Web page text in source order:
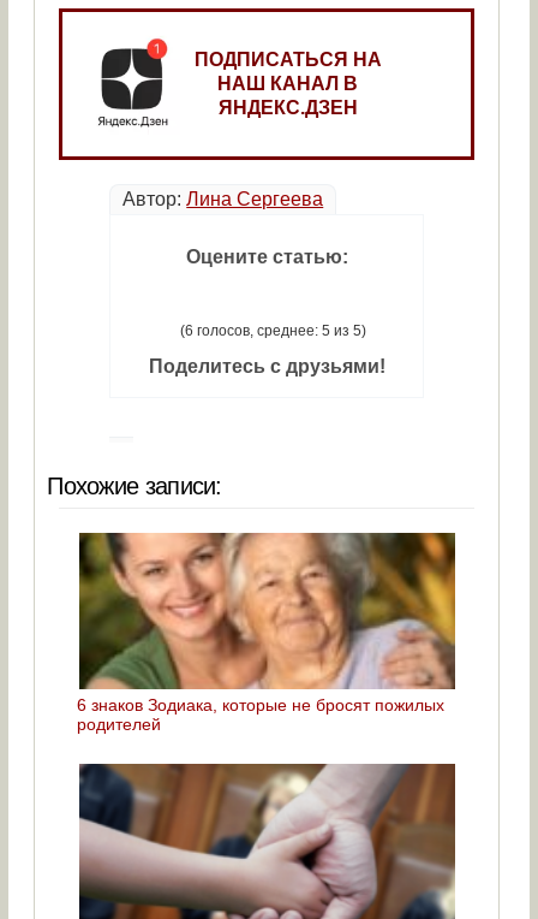
ПОДПИСАТЬСЯ НА
НАШ КАНАЛ В
ЯНДЕКС.ДЗЕН
Автор:Лина Сергеева
Оцените статью:
(6 голосов, среднее: 5 из 5)
Поделитесь с друзьями!
Похожие записи:
6 знаков Зодиака, которые не бросят пожилых
родителей